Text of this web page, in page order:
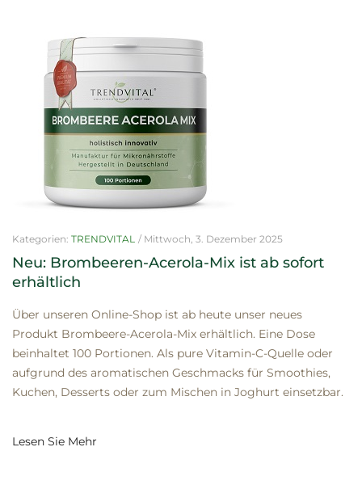
Kategorien: TRENDVITAL / Mittwoch, 3. Dezember 2025
Neu: Brombeeren-Acerola-Mix ist ab sofort
erhältlich
Über unseren Online-Shop ist ab heute unser neues
Produkt Brombeere-Acerola-Mix erhältlich. Eine Dose
beinhaltet 100 Portionen. Als pure Vitamin-C-Quelle oder
aufgrund des aromatischen Geschmacks für Smoothies,
Kuchen, Desserts oder zum Mischen in Joghurt einsetzbar.
Lesen Sie Mehr